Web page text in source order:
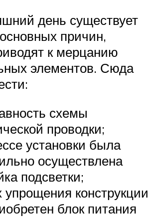
день существует
причин,
к мерцанию
элементов. Сюда
схемы
проводки;
установки была
осуществлена
подсветки;
упрощения конструкции
блок питания